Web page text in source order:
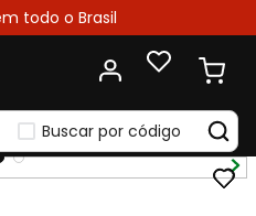
todo o Brasil
Buscar por código